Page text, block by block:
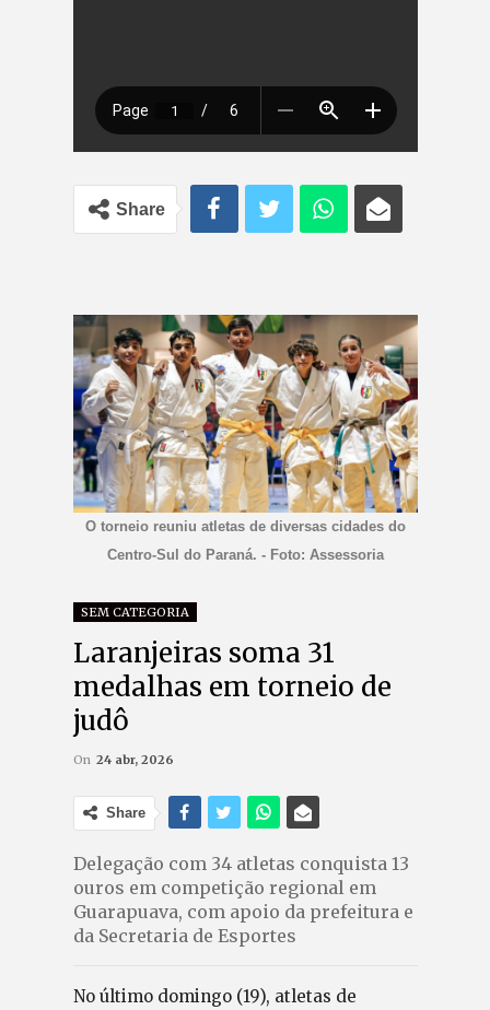
Share
O torneio reuniu atletas de diversas cidades do
Centro-Sul do Paraná. - Foto: Assessoria
SEM CATEGORIA
Laranjeiras soma 31
medalhas em torneio de
judô
On 24 abr, 2026
Share
Delegação com 34 atletas conquista 13
ouros em competição regional em
Guarapuava, com apoio da prefeitura e
da Secretaria de Esportes
No último domingo (19), atletas de